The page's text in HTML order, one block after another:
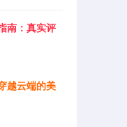
南：真实评
越云端的美